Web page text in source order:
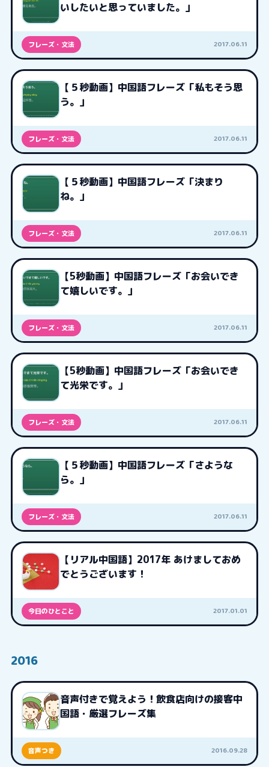
いしたいと思っていました。」
フレーズ・文法 2017.06.11
【５秒動画】中国語フレーズ「私もそう思
う。」
フレーズ・文法 2017.06.11
【５秒動画】中国語フレーズ「決まり
ね。」
フレーズ・文法 2017.06.11
【5秒動画】中国語フレーズ「お会いでき
て嬉しいです。」
フレーズ・文法 2017.06.11
【5秒動画】中国語フレーズ「お会いでき
て光栄です。」
フレーズ・文法 2017.06.11
【５秒動画】中国語フレーズ「さような
ら。」
フレーズ・文法 2017.06.11
【リアル中国語】2017年 あけましておめ
でとうございます！
今日のひとこと 2017.01.01
2016
音声付きで覚えよう！飲食店向けの接客中
国語・厳選フレーズ集
音声つき 2016.09.28